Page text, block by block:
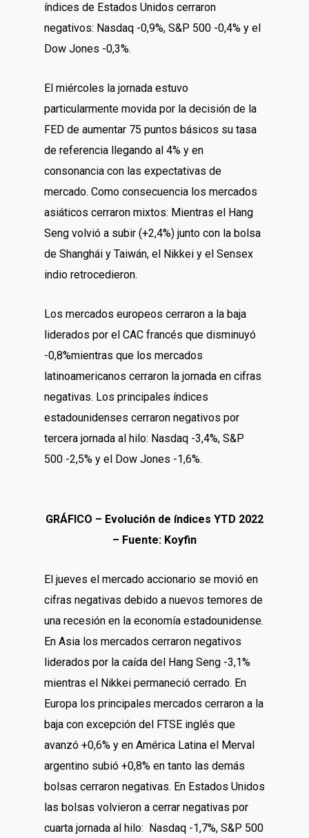
índices de Estados Unidos cerraron
negativos: Nasdaq -0,9%, S&P 500 -0,4% y el
Dow Jones -0,3%.
El miércoles la jornada estuvo
particularmente movida por la decisión de la
FED de aumentar 75 puntos básicos su tasa
de referencia llegando al 4% y en
consonancia con las expectativas de
mercado. Como consecuencia los mercados
asiáticos cerraron mixtos: Mientras el Hang
Seng volvió a subir (+2,4%) junto con la bolsa
de Shanghái y Taiwán, el Nikkei y el Sensex
indio retrocedieron.
Los mercados europeos cerraron a la baja
liderados por el CAC francés que disminuyó
-0,8%mientras que los mercados
latinoamericanos cerraron la jornada en cifras
negativas. Los principales índices
estadounidenses cerraron negativos por
tercera jornada al hilo: Nasdaq -3,4%, S&P
500 -2,5% y el Dow Jones -1,6%.
GRÁFICO – Evolución de índices YTD 2022
– Fuente: Koyfin
El jueves el mercado accionario se movió en
cifras negativas debido a nuevos temores de
una recesión en la economía estadounidense.
En Asia los mercados cerraron negativos
liderados por la caída del Hang Seng -3,1%
mientras el Nikkei permaneció cerrado. En
Europa los principales mercados cerraron a la
baja con excepción del FTSE inglés que
avanzó +0,6% y en América Latina el Merval
argentino subió +0,8% en tanto las demás
bolsas cerraron negativas. En Estados Unidos
las bolsas volvieron a cerrar negativas por
cuarta jornada al hilo: Nasdaq -1,7%, S&P 500